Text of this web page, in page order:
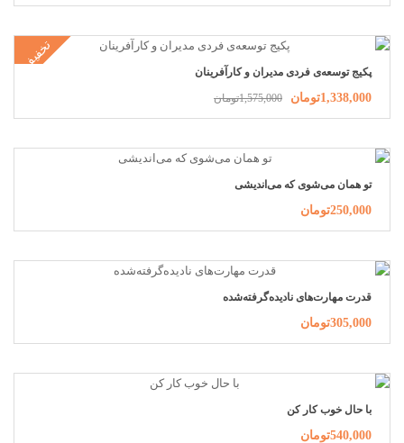
تخفیف پکیج توسعه‌ی فردی مدیران و کارآفرینان
1,338,000تومان 1,575,000تومان
تو همان می‌شوی که می‌اندیشی
250,000تومان
قدرت مهارت‌های نادیده‌گرفته‌شده
305,000تومان
با حال خوب کار کن
540,000تومان